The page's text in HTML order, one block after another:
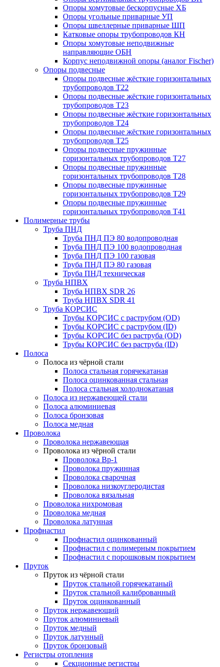
Опоры хомутовые бескорпусные ХБ
Опоры угольные приварные УП
Опоры швеллерные приварные ШП
Катковые опоры трубопроводов КН
Опоры хомутовые неподвижные
направляющие ОБН
Корпус неподвижной опоры (аналог Fischer)
Опоры подвесные
Опоры подвесные жёсткие горизонтальных
трубопроводов Т22
Опоры подвесные жёсткие горизонтальных
трубопроводов Т23
Опоры подвесные жёсткие горизонтальных
трубопроводов Т24
Опоры подвесные жёсткие горизонтальных
трубопроводов Т25
Опоры подвесные пружинные
горизонтальных трубопроводов Т27
Опоры подвесные пружинные
горизонтальных трубопроводов Т28
Опоры подвесные пружинные
горизонтальных трубопроводов Т29
Опоры подвесные пружинные
горизонтальных трубопроводов Т41
Полимерные трубы
Труба ПНД
Труба ПНД ПЭ 80 водопроводная
Труба ПНД ПЭ 100 водопроводная
Труба ПНД ПЭ 100 газовая
Труба ПНД ПЭ 80 газовая
Труба ПНД техническая
Труба НПВХ
Труба НПВХ SDR 26
Труба НПВХ SDR 41
Труба КОРСИС
Трубы КОРСИС с раструбом (OD)
Трубы КОРСИС с раструбом (ID)
Трубы КОРСИС без раструба (OD)
Трубы КОРСИС без раструба (ID)
Полоса
Полоса из чёрной стали
Полоса стальная горячекатаная
Полоса оцинкованная стальная
Полоса стальная холоднокатаная
Полоса из нержавеющей стали
Полоса алюминиевая
Полоса бронзовая
Полоса медная
Проволока
Проволока нержавеющая
Проволока из чёрной стали
Проволока Вр-1
Проволока пружинная
Проволока сварочная
Проволока низкоуглеродистая
Проволока вязальная
Проволока нихромовая
Проволока медная
Проволока латунная
Профнастил
Профнастил оцинкованный
Профнастил с полимерным покрытием
Профнастил с порошковым покрытием
Пруток
Пруток из чёрной стали
Пруток стальной горячекатаный
Пруток стальной калиброванный
Пруток оцинкованный
Пруток нержавеющий
Пруток алюминиевый
Пруток медный
Пруток латунный
Пруток бронзовый
Регистры отопления
Секционные регистры